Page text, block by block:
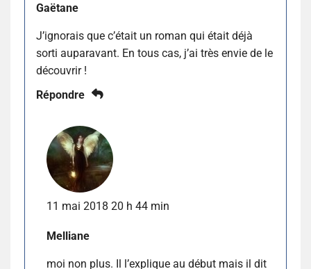
Gaëtane
J’ignorais que c’était un roman qui était déjà
sorti auparavant. En tous cas, j’ai très envie de le
découvrir !
Répondre
11 mai 2018 20 h 44 min
Melliane
moi non plus. Il l’explique au début mais il dit